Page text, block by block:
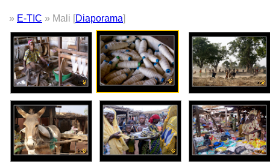
» E-TIC » Mali [Diaporama]